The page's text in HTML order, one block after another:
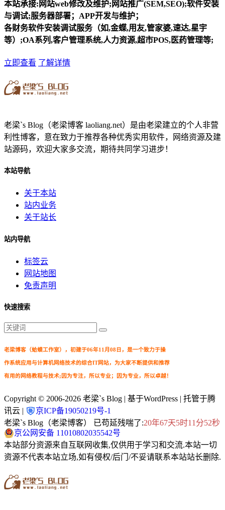
本站承接:网站web修改及维护;网站推广(SEM,SEO);软件安装
与调试;服务器部署；APP开发与维护；
各财务软件安装调试服务（如,金蝶,用友,管家婆,速达,星宇
等）;OA系列,客户管理系统,人力资源,超市POS,医药管理等;
立即查看 了解详情
老梁`s Blog（老梁博客 laoliang.net）是由老梁建立的个人非营
利性博客，意在致力于推荐各种优秀实用软件，网络资源及建
站源码，欢迎大家多交流，期待共同学习进步！
本站导航
关于本站
站内业务
关于站长
站内导航
标签云
网站地图
免责声明
快速搜索
老梁博客（蛤蟆工作室），初建于06年11月08日，是一个致力于操
作系统应用与计算机网络技术的综合IT网站，为大家不断提供和推荐
有用的网络教程与技术;因为专注，所以专业；因为专业，所以卓越！
Copyright © 2006-2026 老梁`s Blog | 基于WordPress | 托管于腾
讯云 |
京ICP备19050219号-1
老梁`s Blog（老梁博客） 已苟延残喘了:20年67天5时11分53秒
京公网安备 11010802035542号
本站部分资源来自互联网收集,仅供用于学习和交流.本站一切
资源不代表本站立场,如有侵权/后门/不妥请联系本站站长删除.